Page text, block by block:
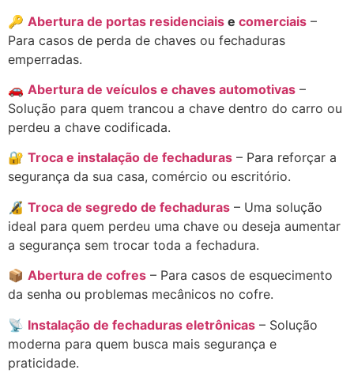
🔑 Abertura de portas residenciais e comerciais –
Para casos de perda de chaves ou fechaduras
emperradas.
🚗 Abertura de veículos e chaves automotivas –
Solução para quem trancou a chave dentro do carro ou
perdeu a chave codificada.
🔐 Troca e instalação de fechaduras – Para reforçar a
segurança da sua casa, comércio ou escritório.
🔏 Troca de segredo de fechaduras – Uma solução
ideal para quem perdeu uma chave ou deseja aumentar
a segurança sem trocar toda a fechadura.
📦 Abertura de cofres – Para casos de esquecimento
da senha ou problemas mecânicos no cofre.
📡 Instalação de fechaduras eletrônicas – Solução
moderna para quem busca mais segurança e
praticidade.